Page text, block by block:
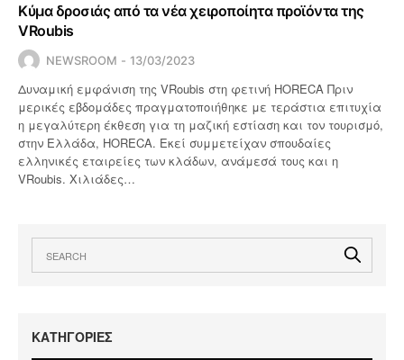
Κύμα δροσιάς από τα νέα χειροποίητα προϊόντα της
VRoubis
NEWSROOM 13/03/2023
Δυναμική εμφάνιση της VRoubis στη φετινή HORECA Πριν
μερικές εβδομάδες πραγματοποιήθηκε με τεράστια επιτυχία
η μεγαλύτερη έκθεση για τη μαζική εστίαση και τον τουρισμό,
στην Ελλάδα, HORECA. Εκεί συμμετείχαν σπουδαίες
ελληνικές εταιρείες των κλάδων, ανάμεσά τους και η
VRoubis. Χιλιάδες…
KΑΤΗΓΟΡΙΕΣ